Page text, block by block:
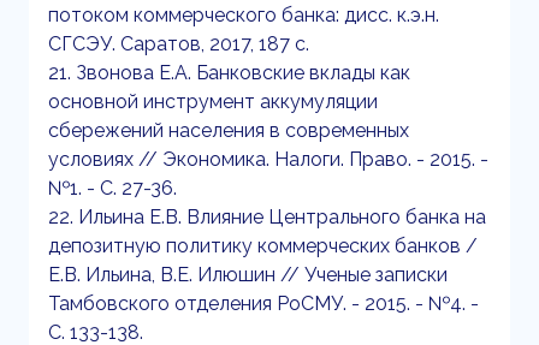
потоком коммерческого банка: дисс. к.э.н.
СГСЭУ. Саратов, 2017, 187 с.
21. Звонова Е.А. Банковские вклады как
основной инструмент аккумуляции
сбережений населения в современных
условиях // Экономика. Налоги. Право. - 2015. -
№1. - С. 27-36.
22. Ильина Е.В. Влияние Центрального банка на
депозитную политику коммерческих банков /
Е.В. Ильина, В.Е. Илюшин // Ученые записки
Тамбовского отделения РоСМУ. - 2015. - №4. -
С. 133-138.